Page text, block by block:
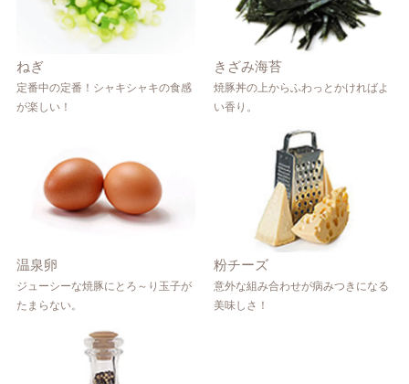
ねぎ
定番中の定番！シャキシャキの食感
が楽しい！
きざみ海苔
焼豚丼の上からふわっとかければよ
い香り。
温泉卵
ジューシーな焼豚にとろ～り玉子が
たまらない。
粉チーズ
意外な組み合わせが病みつきになる
美味しさ！